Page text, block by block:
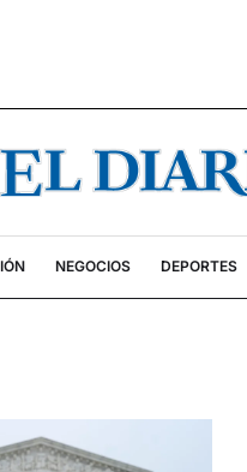
NEGOCIOS DEPORTES